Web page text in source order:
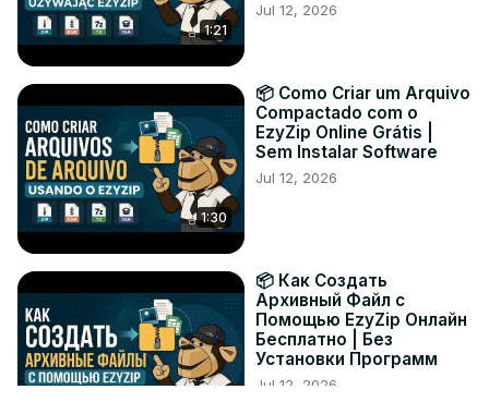
1:21
Jul 12, 2026
1:30
📦 Como Criar um Arquivo
Compactado com o
EzyZip Online Grátis |
Sem Instalar Software
Jul 12, 2026
📦 Как Создать
Архивный Файл с
Помощью EzyZip Онлайн
Бесплатно | Без
Установки Программ
Jul 12, 2026